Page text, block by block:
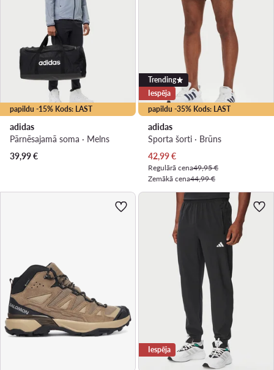
papildu -15% Kods: LAST
adidas
Pārnēsajamā soma · Melns
39,99€
papildu -35% Kods: LAST
Trending
Iespēja
adidas
Sporta šorti · Brūns
Pašreizējā cena
42,99€
Regulārā cena49,95 €
Zemākā cena44,99 €
Iespēja